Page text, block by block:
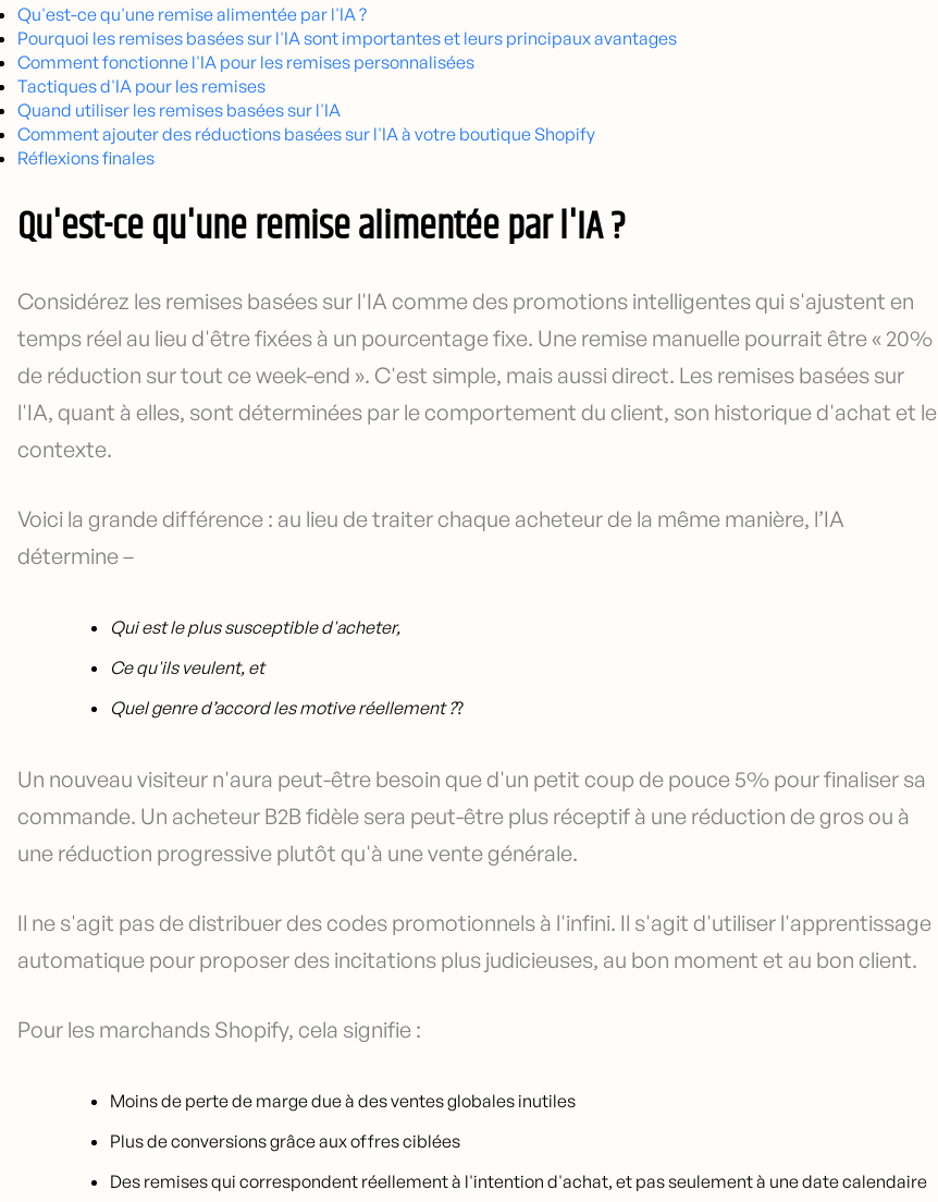
Qu'est-ce qu'une remise alimentée par l'IA ?
Pourquoi les remises basées sur l'IA sont importantes et leurs principaux avantages
Comment fonctionne l'IA pour les remises personnalisées
Tactiques d'IA pour les remises
Quand utiliser les remises basées sur l'IA
Comment ajouter des réductions basées sur l'IA à votre boutique Shopify
Réflexions finales
Qu'est-ce qu'une remise alimentée par l'IA ?
Considérez les remises basées sur l'IA comme des promotions intelligentes qui s'ajustent en
temps réel au lieu d'être fixées à un pourcentage fixe. Une remise manuelle pourrait être « 20%
de réduction sur tout ce week-end ». C'est simple, mais aussi direct. Les remises basées sur
l'IA, quant à elles, sont déterminées par le comportement du client, son historique d'achat et le
contexte.
Voici la grande différence : au lieu de traiter chaque acheteur de la même manière, l’IA
détermine –
Qui est le plus susceptible d'acheter,
Ce qu'ils veulent, et
Quel genre d’accord les motive réellement ??
Un nouveau visiteur n'aura peut-être besoin que d'un petit coup de pouce 5% pour finaliser sa
commande. Un acheteur B2B fidèle sera peut-être plus réceptif à une réduction de gros ou à
une réduction progressive plutôt qu'à une vente générale.
Il ne s'agit pas de distribuer des codes promotionnels à l'infini. Il s'agit d'utiliser l'apprentissage
automatique pour proposer des incitations plus judicieuses, au bon moment et au bon client.
Pour les marchands Shopify, cela signifie :
Moins de perte de marge due à des ventes globales inutiles
Plus de conversions grâce aux offres ciblées
Des remises qui correspondent réellement à l'intention d'achat, et pas seulement à une date calendaire